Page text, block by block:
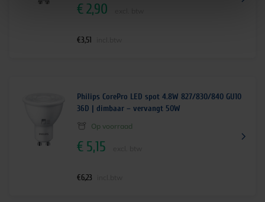
€2,90
€3,51
Philips CorePro LED spot 4.8W 827/830/840 GU10
36D | dimbaar – vervangt 50W
Op voorraad
€ 5,15
€6,23